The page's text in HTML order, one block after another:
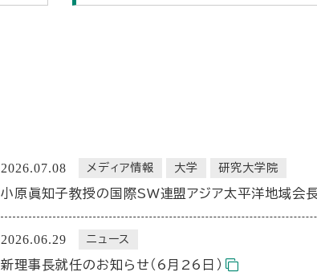
2026.07.08 メディア情報 大学 研究大学院
小原眞知子教授の国際SW連盟アジア太平洋地域会
2026.06.29 ニュース
新理事長就任のお知らせ（6月26日）